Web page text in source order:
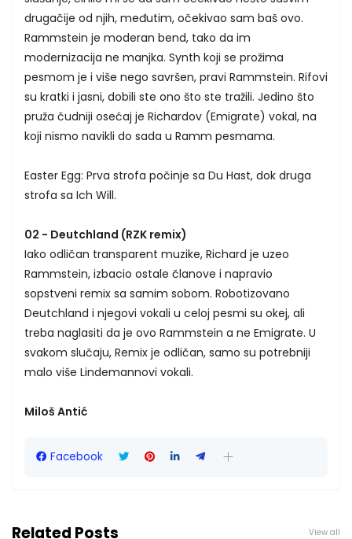
drugačije od njih, međutim, očekivao sam baš ovo.
Rammstein je moderan bend, tako da im
modernizacija ne manjka. Synth koji se prožima
pesmom je i više nego savršen, pravi Rammstein. Rifovi
su kratki i jasni, dobili ste ono što ste tražili. Jedino što
pruža čudniji osećaj je Richardov (Emigrate) vokal, na
koji nismo navikli do sada u Ramm pesmama.
Easter Egg: Prva strofa počinje sa Du Hast, dok druga
strofa sa Ich Will.
02 - Deutchland (RZK remix)
Iako odličan transparent muzike, Richard je uzeo
Rammstein, izbacio ostale članove i napravio
sopstveni remix sa samim sobom. Robotizovano
Deutchland i njegovi vokali u celoj pesmi su okej, ali
treba naglasiti da je ovo Rammstein a ne Emigrate. U
svakom slučaju, Remix je odličan, samo su potrebniji
malo više Lindemannovi vokali.
Miloš Antić
Facebook
Related Posts View all